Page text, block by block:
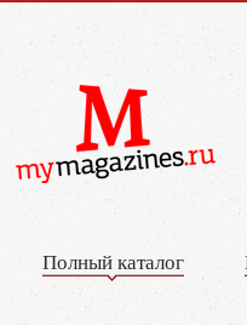
Полный каталог